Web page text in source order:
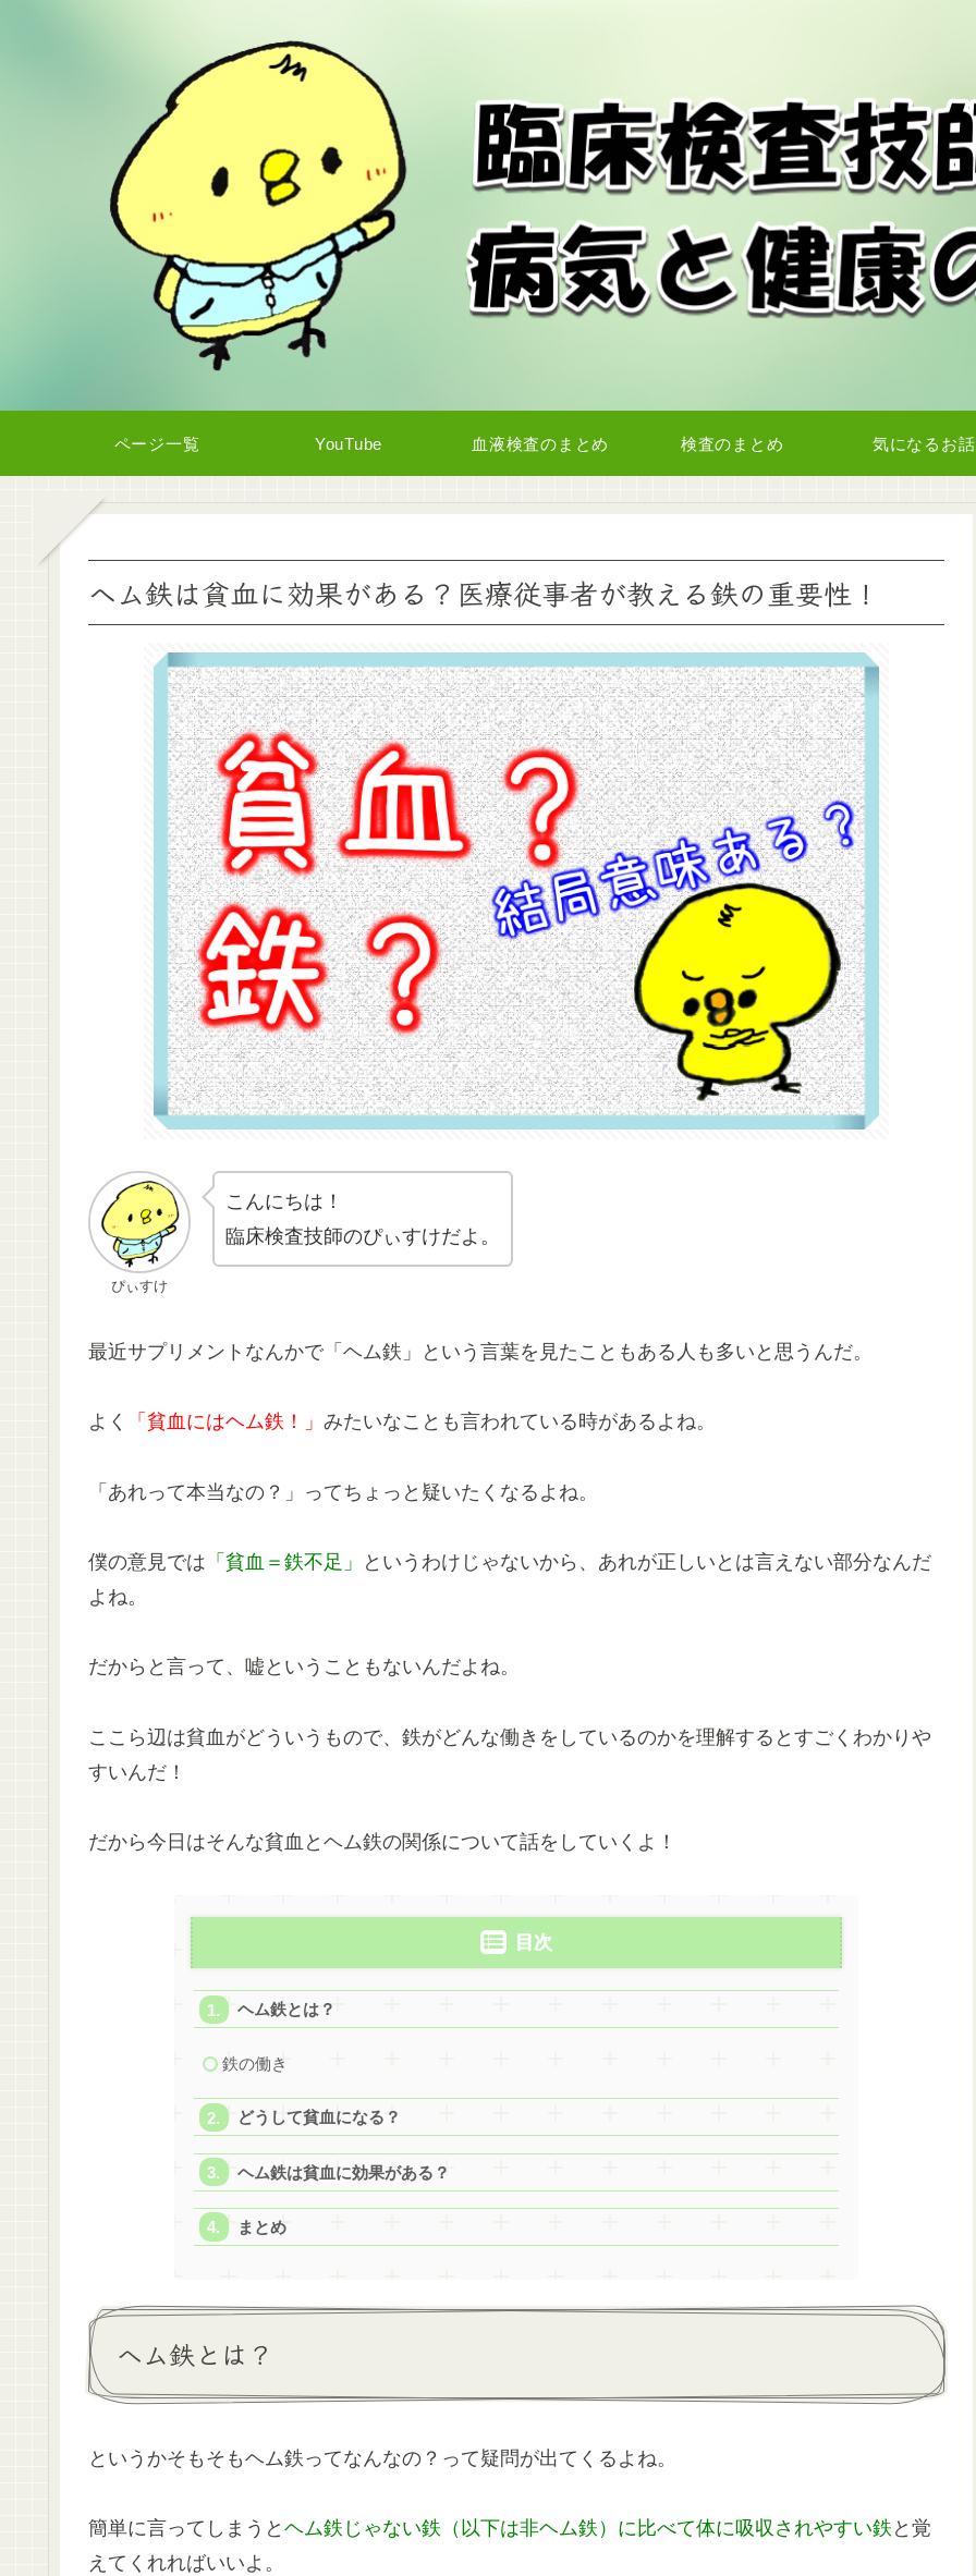
ページ一覧 YouTube 血液検査のまとめ 検査のまとめ 気になるお話
ヘム鉄は貧血に効果がある？医療従事者が教える鉄の重要性！
ぴぃすけ
こんにちは！
臨床検査技師のぴぃすけだよ。
最近サプリメントなんかで「ヘム鉄」という言葉を見たこともある人も多いと思うんだ。
よく 「貧血にはヘム鉄！」 みたいなことも言われている時があるよね。
「あれって本当なの？」ってちょっと疑いたくなるよね。
僕の意見では 「貧血＝鉄不足」
というわけじゃないから、あれが正しいとは言えない部分なんだ
よね。
だからと言って、嘘ということもないんだよね。
ここら辺は貧血がどういうもので、鉄がどんな働きをしているのかを理解するとすごくわかりや
すいんだ！
だから今日はそんな貧血とヘム鉄の関係について話をしていくよ！
目次
ヘム鉄とは？
鉄の働き
どうして貧血になる？
ヘム鉄は貧血に効果がある？
まとめ
ヘム鉄とは？
というかそもそもヘム鉄ってなんなの？って疑問が出てくるよね。
簡単に言ってしまうと ヘム鉄じゃない鉄（以下は非ヘム鉄）に比べて体に吸収されやすい鉄 と覚
えてくれればいいよ。